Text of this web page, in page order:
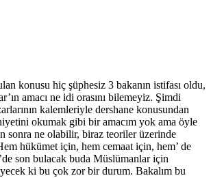
konusu hiç şüphesiz 3 bakanın istifası oldu,
amacı ne idi orasını bilemeyiz. Şimdi
kalemleriyle dershane konusundan
okumak gibi bir amacım yok ama öyle
sonra ne olabilir, biraz teoriler üzerinde
hükümet için, hem cemaat için, hem’ de
son bulacak buda Müslümanlar için
ki bu çok zor bir durum. Bakalım bu